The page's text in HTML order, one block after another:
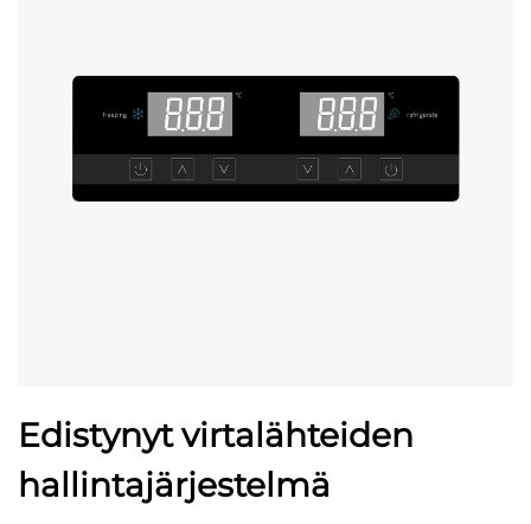
Edistynyt virtalähteiden
hallintajärjestelmä